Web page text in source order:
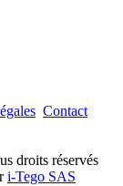
Contact
droits réservés
i-Tego SAS